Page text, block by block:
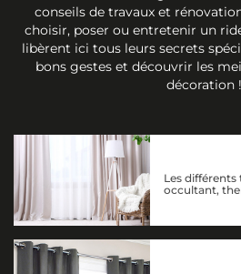
conseils de travaux et
choisir, poser ou entretenir un
libèrent ici tous leurs secrets
bons gestes et découvrir les
décoration !
Les différents
occultant,